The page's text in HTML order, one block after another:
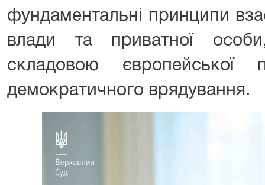
фундаментальні принципи
влади та приватної
складовою європейської
демократичного врядування.